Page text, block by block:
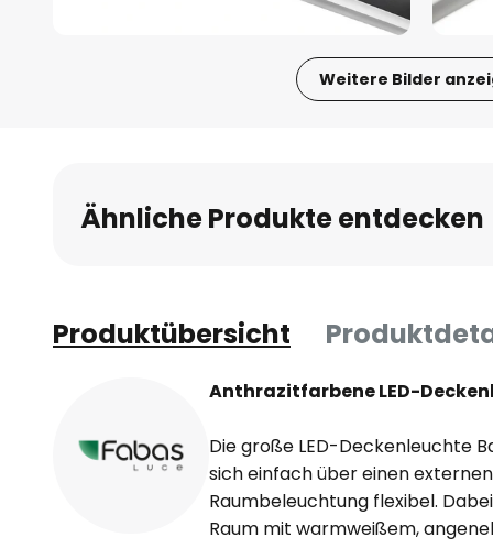
Weitere Bilder
Bildgalerie
springen
Ähnliche Produkte entdecken
Produktübersicht
Anthrazitfarbene LED-
Die große LED-Deckenleuchte
sich einfach über einen
Raumbeleuchtung flexibel.
Raum mit warmweißem,